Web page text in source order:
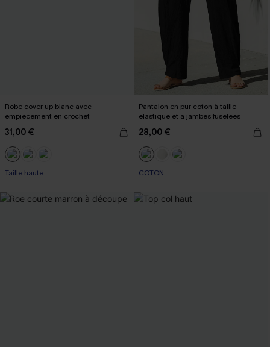
Robe cover up blanc avec
empiècement en crochet
31,00 €
Taille haute
Pantalon en pur coton à taille
élastique et à jambes fuselées
28,00 €
COTON